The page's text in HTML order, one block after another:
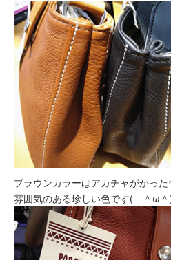
ブラウンカラーはアカチャがかっ
雰囲気のある珍しい色です( ＾ω